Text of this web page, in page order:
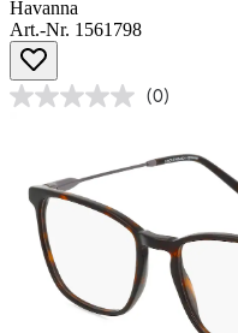
Havanna
Art.-Nr. 1561798
(0)